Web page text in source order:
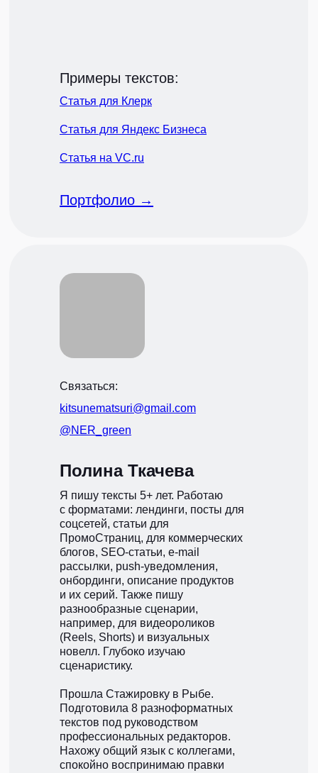
Примеры текстов:
Статья для Клерк
Статья для Яндекс Бизнеса
Статья на VC.ru
Портфолио →
Полина Ткачева
Я пишу тексты 5+ лет. Работаю
с форматами: лендинги, посты для
соцсетей, статьи для
ПромоСтраниц, для коммерческих
блогов, SEO-статьи, e-mail
рассылки, push-уведомления,
онбординги, описание продуктов
и их серий. Также пишу
разнообразные сценарии,
например, для видеороликов
(Reels, Shorts) и визуальных
новелл. Глубоко изучаю
сценаристику.
Прошла Стажировку в Рыбе.
Подготовила 8 разноформатных
текстов под руководством
профессиональных редакторов.
Нахожу общий язык с коллегами,
спокойно воспринимаю правки
Связаться:
@NER_green
kitsunematsuri@gmail.com